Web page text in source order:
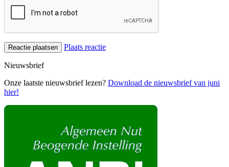
Plaats reactie
Nieuwsbrief
Onze laatste nieuwsbrief lezen? Download de nieuwsbrief van juni
hier!